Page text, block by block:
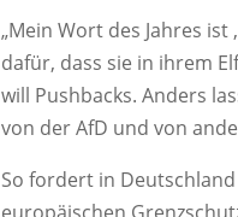
„Mein Wort des Jahres
dafür, dass sie in ihrem
will Pushbacks. Anders
von der AfD und von
So fordert in